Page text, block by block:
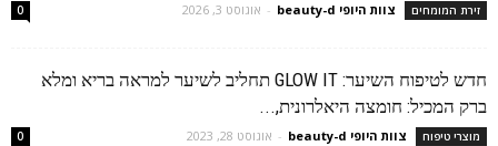
זירת המומחים צוות היופי beauty-d - אוגוסט 3, 2026 0
חדש לטיפוח השיער: GLOW IT תחליב לשיער למראה בריא ומלא
ברק המכיל: חומצה היאלרונית,...
מוצרי טיפוח צוות היופי beauty-d - אוגוסט 28, 2023 0